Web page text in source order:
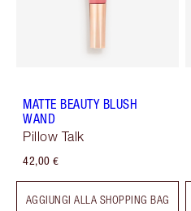
MATTE BEAUTY BLUSH
WAND
Pillow Talk
42,00 €
AGGIUNGI ALLA SHOPPING BAG